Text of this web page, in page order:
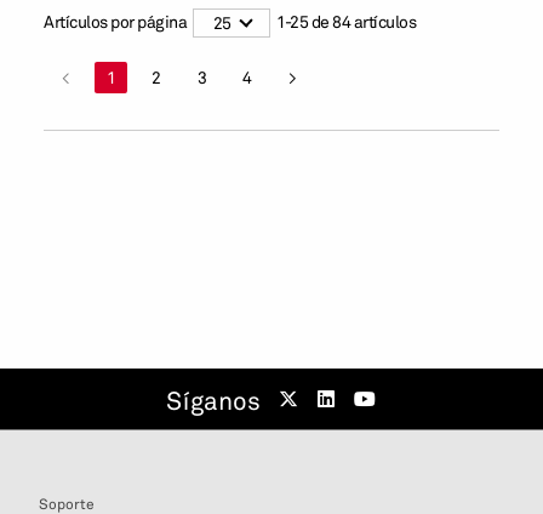
Artículos por página 25 1-25de84artículos
< 1 2 3 4 >
Síganos
Soporte